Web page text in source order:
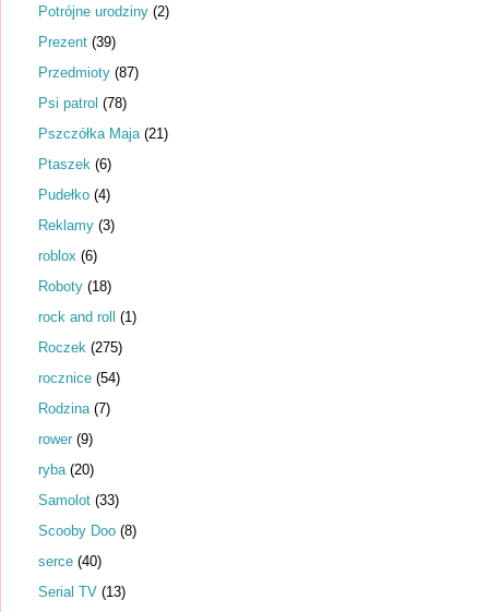
Potrójne urodziny (2)
Prezent (39)
Przedmioty (87)
Psi patrol (78)
Pszczółka Maja (21)
Ptaszek (6)
Pudełko (4)
Reklamy (3)
roblox (6)
Roboty (18)
rock and roll (1)
Roczek (275)
rocznice (54)
Rodzina (7)
rower (9)
ryba (20)
Samolot (33)
Scooby Doo (8)
serce (40)
Serial TV (13)